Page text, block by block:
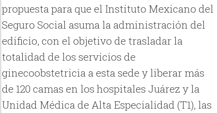
propuesta para que el Instituto Mexicano del
Seguro Social asuma la administración del
edificio, con el objetivo de trasladar la
totalidad de los servicios de
ginecoobstetricia a esta sede y liberar más
de 120 camas en los hospitales Juárez y la
Unidad Médica de Alta Especialidad (T1), las